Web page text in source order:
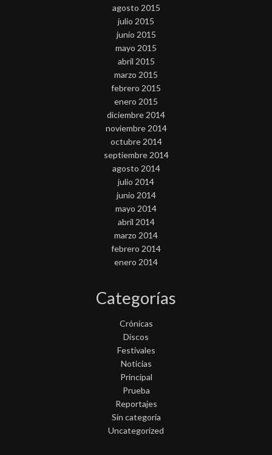
agosto 2015
julio 2015
junio 2015
mayo 2015
abril 2015
marzo 2015
febrero 2015
enero 2015
diciembre 2014
noviembre 2014
octubre 2014
septiembre 2014
agosto 2014
julio 2014
junio 2014
mayo 2014
abril 2014
marzo 2014
febrero 2014
enero 2014
Categorías
Crónicas
Discos
Festivales
Noticias
Principal
Prueba
Reportajes
Sin categoría
Uncategorized